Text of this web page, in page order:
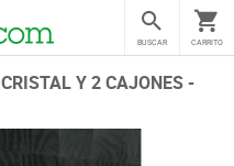
CARRITO
BUSCAR
Y 2 CAJONES -